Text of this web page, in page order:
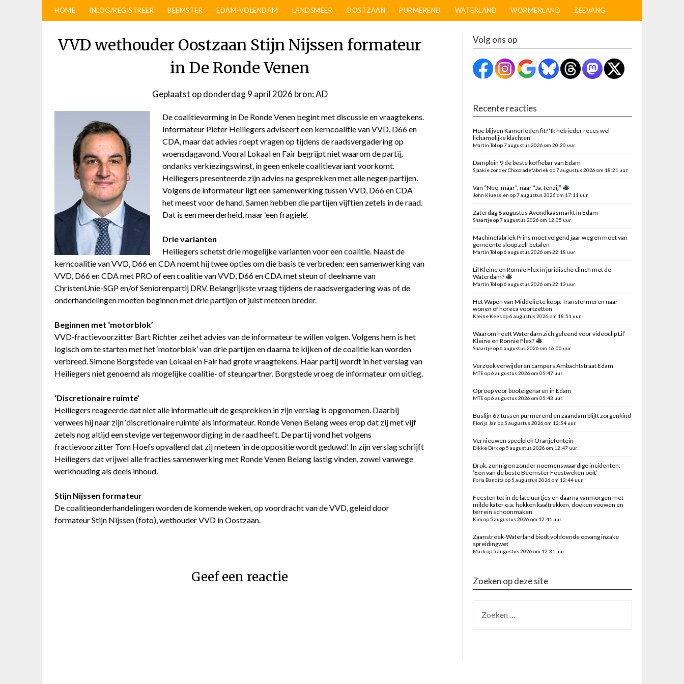
HOME INLOG/REGISTREER BEEMSTER EDAM-VOLENDAM LANDSMEER OOSTZAAN PURMEREND WATERLAND WORMERLAND ZEEVANG
VVD wethouder Oostzaan Stijn Nijssen formateur
in De Ronde Venen
Geplaatst opdonderdag 9 april 2026 door
bron: AD
De coalitievorming in De Ronde Venen begint met discussie en vraagtekens.
Informateur Pieter Heiliegers adviseert een kerncoalitie van VVD, D66 en
CDA, maar dat advies roept vragen op tijdens de raadsvergadering op
woensdagavond. Vooral Lokaal en Fair begrijpt niet waarom de partij,
ondanks verkiezingswinst, in geen enkele coalitievariant voorkomt.
Heiliegers presenteerde zijn advies na gesprekken met alle negen partijen.
Volgens de informateur ligt een samenwerking tussen VVD, D66 en CDA
het meest voor de hand. Samen hebben die partijen vijftien zetels in de raad.
Dat is een meerderheid, maar ‘een fragiele’.
Drie varianten
Heiliegers schetst drie mogelijke varianten voor een coalitie. Naast de
kerncoalitie van VVD, D66 en CDA noemt hij twee opties om die basis te verbreden: een samenwerking van
VVD, D66 en CDA met PRO of een coalitie van VVD, D66 en CDA met steun of deelname van
ChristenUnie-SGP en/of Seniorenpartij DRV. Belangrijkste vraag tijdens de raadsvergadering was of de
onderhandelingen moeten beginnen met drie partijen of juist meteen breder.
Beginnen met ‘motorblok’
VVD‑fractievoorzitter Bart Richter zei het advies van de informateur te willen volgen. Volgens hem is het
logisch om te starten met het ‘motorblok’ van drie partijen en daarna te kijken of de coalitie kan worden
verbreed. Simone Borgstede van Lokaal en Fair had grote vraagtekens. Haar partij wordt in het verslag van
Heiliegers niet genoemd als mogelijke coalitie‑ of steunpartner. Borgstede vroeg de informateur om uitleg.
‘Discretionaire ruimte’
Heiliegers reageerde dat niet alle informatie uit de gesprekken in zijn verslag is opgenomen. Daarbij
verwees hij naar zijn ‘discretionaire ruimte’ als informateur. Ronde Venen Belang wees erop dat zij met vijf
zetels nog altijd een stevige vertegenwoordiging in de raad heeft. De partij vond het volgens
fractievoorzitter Tom Hoefs opvallend dat zij meteen ‘in de oppositie wordt geduwd’. In zijn verslag schrijft
Heiliegers dat vrijwel alle fracties samenwerking met Ronde Venen Belang lastig vinden, zowel vanwege
werkhouding als deels inhoud.
Stijn Nijssen formateur
De coalitieonderhandelingen worden de komende weken, op voordracht van de VVD, geleid door
formateur Stijn Nijssen (foto), wethouder VVD in Oostzaan.
Geef een reactie
Volg ons op
Recente reacties
Hoe blijven Kamerleden fit? ‘Ik heb ieder reces wel
lichamelijke klachten’
Martin Tol op 7 augustus 2026 om 20:20 uur.
Damplein 9 de beste koffiebar van Edam
Sjaakie zonder Chocoladefabriek op 7 augustus 2026 om 18:21 uur.
Van “Nee, maar”, naar “Ja, tenzij”
John Kluessien op 7 augustus 2026 om 17:11 uur.
Zaterdag 8 augustus Avondkaasmarkt in Edam
Snaartje op 7 augustus 2026 om 12:05 uur.
Machinefabriek Prins moet volgend jaar weg en moet van
gemeente sloop zelf betalen
Martin Tol op 6 augustus 2026 om 22:18 uur.
Lil Kleine en Ronnie Flex in juridische clinch met de
Waterdam?
Martin Tol op 6 augustus 2026 om 22:13 uur.
Het Wapen van Middelie te koop: Transformeren naar
wonen of horeca voortzetten
Kleine Kees op 6 augustus 2026 om 18:51 uur.
Waarom heeft Waterdam zich geleend voor videoclip Lil’
Kleine en Ronnie Flex?
Snaartje op 6 augustus 2026 om 16:00 uur.
Verzoek verwijderen campers Ambachtstraat Edam
MTE op 6 augustus 2026 om 05:47 uur.
Oproep voor booteigenaren in Edam
MTE op 6 augustus 2026 om 05:43 uur.
Buslijn 67 tussen purmerend en zaandam blijft zorgenkind
Florijs Jan op 5 augustus 2026 om 12:54 uur.
Vernieuwen speelplek Oranjefontein
Dikke Dirk op 5 augustus 2026 om 12:47 uur.
Druk, zonnig en zonder noemenswaardige incidenten:
’Een van de beste Beemster Feestweken ooit’
Foria Bandita op 5 augustus 2026 om 12:44 uur.
Feesten tot in de late uurtjes en daarna vanmorgen met
milde kater o.a. hekken kaaltrekken, doeken vouwen en
terrein schoonmaken
Kim op 5 augustus 2026 om 12:41 uur.
Zaanstreek-Waterland biedt voldoende opvang inzake
spreidingwet
Mark op 5 augustus 2026 om 12:31 uur.
Zoeken op deze site